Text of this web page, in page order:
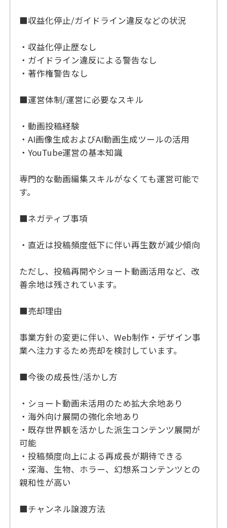
■収益化停止/ガイドライン違反などの状況
・収益化停止歴なし
・ガイドライン違反による警告なし
・著作権警告なし
■運営体制/運営に必要なスキル
・動画投稿経験
・AI画像生成およびAI動画生成ツールの活用
・YouTube運営の基本知識
専門的な動画編集スキルがなくても運営可能で
す。
■ネガティブ事項
・直近は投稿頻度低下に伴い再生数が減少傾向
ただし、投稿再開やショート動画活用など、改
善余地は残されています。
■売却理由
事業方針の変更に伴い、Web制作・デザイン事
業へ注力するため売却を検討しています。
■今後の成長性/活かし方
・ショート動画未活用のため拡大余地あり
・海外向け展開の強化余地あり
・既存世界観を活かした派生コンテンツ展開が
可能
・投稿頻度向上による再成長が期待できる
・深海、生物、ホラー、幻想系コンテンツとの
親和性が高い
■チャンネル譲渡方法